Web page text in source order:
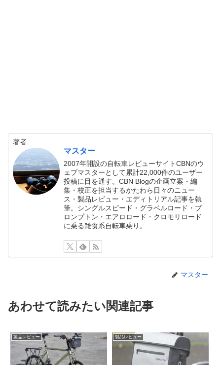
著者
マスター
2007年開設の自転車レビューサイトCBNのウ
ェブマスターとして累計22,000件のユーザー
投稿に目を通す。CBN Blogの企画立案・編
集・校正を担当するかたわら日々のニュー
ス・製品レビュー・エディトリアル記事を執
筆。シングルスピード・グラベルロード・ブ
ロンプトン・エアロロード・クロモリロード
に乗る雑食系自転車乗り。
マスター
あわせて読みたい関連記事
製品レビュー 製品レビュー